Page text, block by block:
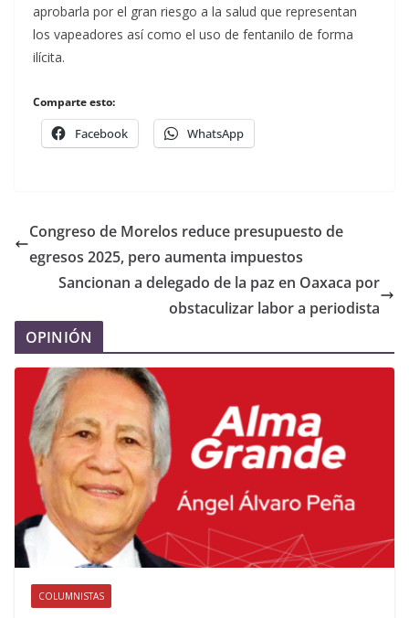
aprobarla por el gran riesgo a la salud que representan
los vapeadores así como el uso de fentanilo de forma
ilícita.
Comparte esto:
Facebook WhatsApp
Congreso de Morelos reduce presupuesto de
egresos 2025, pero aumenta impuestos
Sancionan a delegado de la paz en Oaxaca por
obstaculizar labor a periodista
OPINIÓN
COLUMNISTAS